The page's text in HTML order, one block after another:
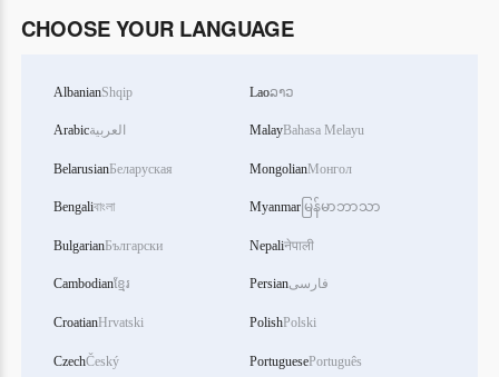
CHOOSE YOUR LANGUAGE
AlbanianShqip
Arabicالعربية
BelarusianБеларуская
Bengaliবাংলা
BulgarianБългарски
Cambodianខ្មែរ
CroatianHrvatski
CzechČeský
Laoລາວ
MalayBahasa Melayu
MongolianМонгол
Myanmar မြန်မာဘာသာ
Nepaliनेपाली
Persianفارسی
PolishPolski
PortuguesePortuguês